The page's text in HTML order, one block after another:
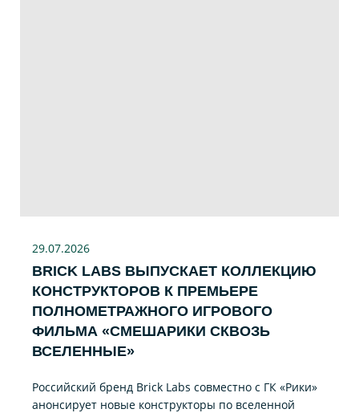
29.07.2026
BRICK LABS ВЫПУСКАЕТ КОЛЛЕКЦИЮ
КОНСТРУКТОРОВ К ПРЕМЬЕРЕ
ПОЛНОМЕТРАЖНОГО ИГРОВОГО
ФИЛЬМА «CМЕШАРИКИ СКВОЗЬ
ВСЕЛЕННЫЕ»
Российский бренд Brick Labs совместно с ГК «Рики»
анонсирует новые конструкторы по вселенной